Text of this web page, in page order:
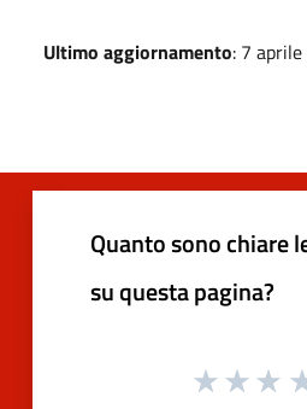
Ultimo aggiornamento: 7
Quanto sono chiare
su questa pagina?